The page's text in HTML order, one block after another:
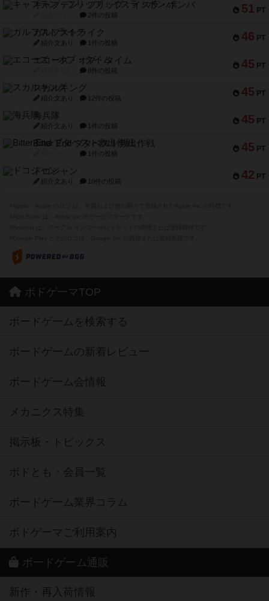
51 PT
キャプテン・フリップ：イスラ・ボンバ
2件の投稿
46 PT
ガルフストライク
紹介文あり 1件の投稿
45 PT
エコーズ・オブ・タイム
8件の投稿
45 PT
スカルキング
紹介文あり 12件の投稿
45 PT
海兵隊
紹介文あり 1件の投稿
45 PT
Bitter End ブタペスト救出作戦
1件の投稿
42 PT
ドコジャン
紹介文あり 10件の投稿
ボドゲーマTOP
ボードゲームを検索する
ボードゲームの新着レビュー
ボードゲーム会情報
メカニクス特集
掲示板・トピックス
ボドとも・会員一覧
ボードゲーム業界コラム
ボドゲーマご利用案内
ボードゲーム通販
新作・再入荷情報